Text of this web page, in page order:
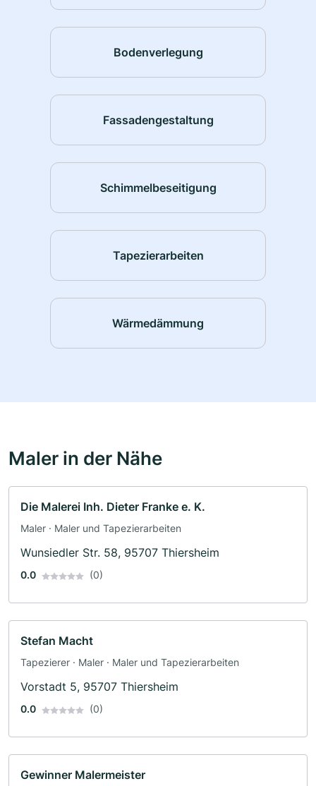
Bodenverlegung
Fassadengestaltung
Schimmelbeseitigung
Tapezierarbeiten
Wärmedämmung
Maler in der Nähe
Die Malerei Inh. Dieter Franke e. K.
Maler · Maler und Tapezierarbeiten
Wunsiedler Str. 58, 95707 Thiersheim
0.0 (0)
Stefan Macht
Tapezierer · Maler · Maler und Tapezierarbeiten
Vorstadt 5, 95707 Thiersheim
0.0 (0)
Gewinner Malermeister